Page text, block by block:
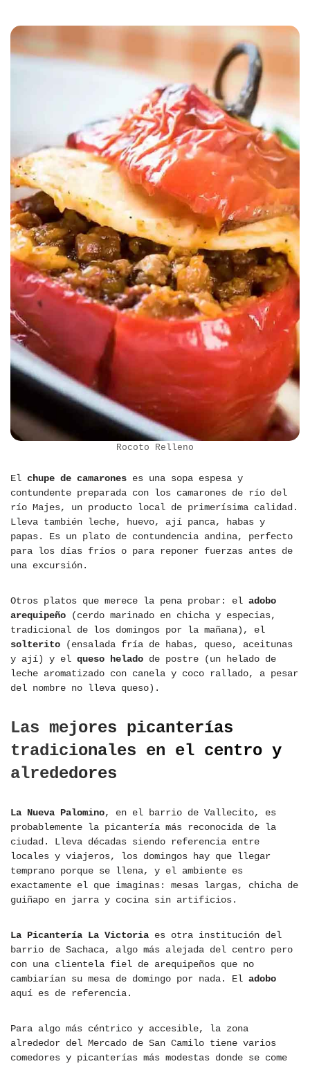
Rocoto Relleno
El chupe de camarones es una sopa espesa y
contundente preparada con los camarones de río del
río Majes, un producto local de primerísima calidad.
Lleva también leche, huevo, ají panca, habas y
papas. Es un plato de contundencia andina, perfecto
para los días fríos o para reponer fuerzas antes de
una excursión.
Otros platos que merece la pena probar: el adobo
arequipeño (cerdo marinado en chicha y especias,
tradicional de los domingos por la mañana), el
solterito (ensalada fría de habas, queso, aceitunas
y ají) y el queso helado de postre (un helado de
leche aromatizado con canela y coco rallado, a pesar
del nombre no lleva queso).
Las mejores picanterías
tradicionales en el centro y
alrededores
La Nueva Palomino, en el barrio de Vallecito, es
probablemente la picantería más reconocida de la
ciudad. Lleva décadas siendo referencia entre
locales y viajeros, los domingos hay que llegar
temprano porque se llena, y el ambiente es
exactamente el que imaginas: mesas largas, chicha de
guiñapo en jarra y cocina sin artificios.
La Picantería La Victoria es otra institución del
barrio de Sachaca, algo más alejada del centro pero
con una clientela fiel de arequipeños que no
cambiarían su mesa de domingo por nada. El adobo
aquí es de referencia.
Para algo más céntrico y accesible, la zona
alrededor del Mercado de San Camilo tiene varios
comedores y picanterías más modestas donde se come